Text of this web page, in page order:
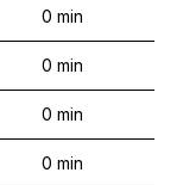
0 min
0 min
0 min
0 min